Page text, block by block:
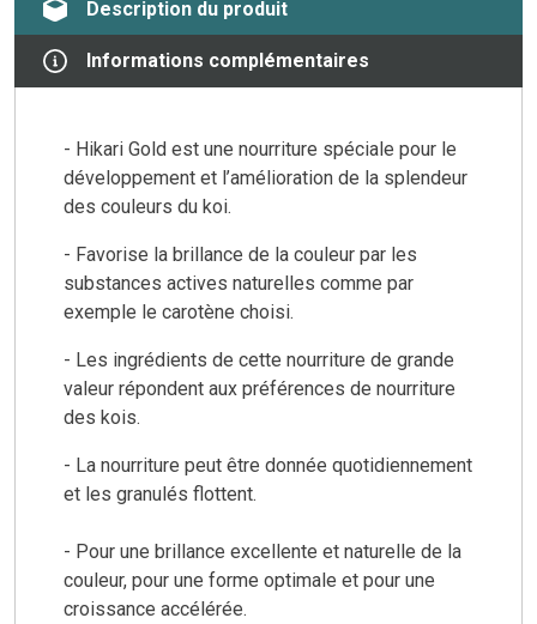
Description du produit
Informations complémentaires
- Hikari Gold est une nourriture spéciale pour le
développement et l’amélioration de la splendeur
des couleurs du koi.
- Favorise la brillance de la couleur par les
substances actives naturelles comme par
exemple le carotène choisi.
- Les ingrédients de cette nourriture de grande
valeur répondent aux préférences de nourriture
des kois.
- La nourriture peut être donnée quotidiennement
et les granulés flottent.
- Pour une brillance excellente et naturelle de la
couleur, pour une forme optimale et pour une
croissance accélérée.